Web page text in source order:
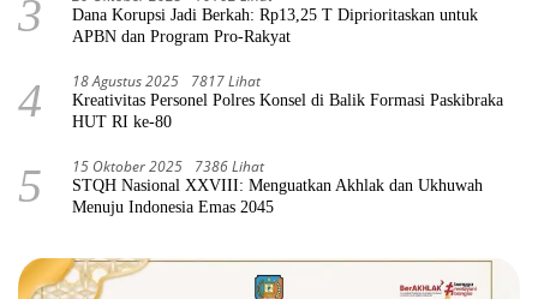
3
Dana Korupsi Jadi Berkah: Rp13,25 T Diprioritaskan untuk
APBN dan Program Pro-Rakyat
4 18 Agustus 2025 7817 Lihat
Kreativitas Personel Polres Konsel di Balik Formasi Paskibraka
HUT RI ke-80
5 15 Oktober 2025 7386 Lihat
STQH Nasional XXVIII: Menguatkan Akhlak dan Ukhuwah
Menuju Indonesia Emas 2045